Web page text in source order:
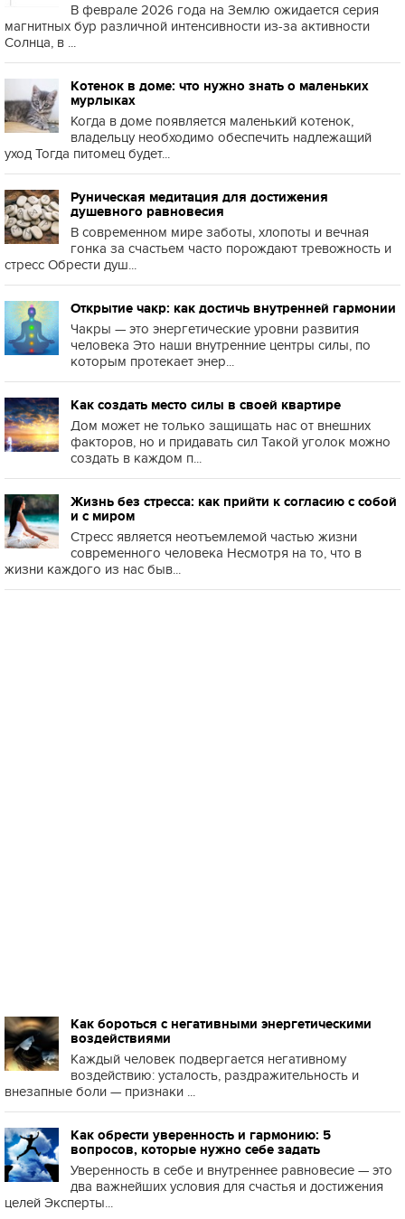
В феврале 2026 года на Землю ожидается серия
магнитных бур различной интенсивности из-за активности
Солнца, в ...
Котенок в доме: что нужно знать о маленьких
мурлыках
Когда в доме появляется маленький котенок,
владельцу необходимо обеспечить надлежащий
уход Тогда питомец будет...
Руническая медитация для достижения
душевного равновесия
В современном мире заботы, хлопоты и вечная
гонка за счастьем часто порождают тревожность и
стресс Обрести душ...
Открытие чакр: как достичь внутренней гармонии
Чакры — это энергетические уровни развития
человека Это наши внутренние центры силы, по
которым протекает энер...
Как создать место силы в своей квартире
Дом может не только защищать нас от внешних
факторов, но и придавать сил Такой уголок можно
создать в каждом п...
Жизнь без стресса: как прийти к согласию с собой
и с миром
Стресс является неотъемлемой частью жизни
современного человека Несмотря на то, что в
жизни каждого из нас быв...
Как бороться с негативными энергетическими
воздействиями
Каждый человек подвергается негативному
воздействию: усталость, раздражительность и
внезапные боли — признаки ...
Как обрести уверенность и гармонию: 5
вопросов, которые нужно себе задать
Уверенность в себе и внутреннее равновесие — это
два важнейших условия для счастья и достижения
целей Эксперты...